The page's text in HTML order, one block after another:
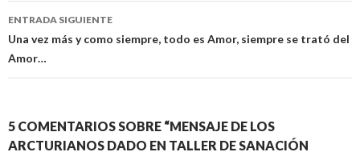
de
entradas
ENTRADA SIGUIENTE
Una vez más y como siempre, todo es Amor, siempre se trató del
Amor…
5 COMENTARIOS SOBRE “MENSAJE DE LOS
ARCTURIANOS DADO EN TALLER DE SANACIÓN